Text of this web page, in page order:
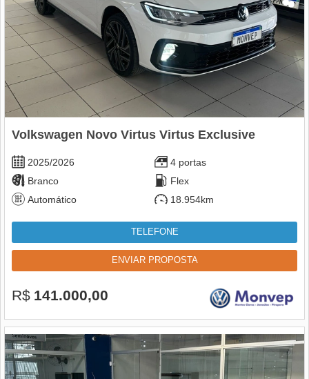
Volkswagen Novo Virtus Virtus Exclusive
2025/2026
4 portas
Branco
Flex
Automático
18.954km
TELEFONE
ENVIAR PROPOSTA
R$ 141.000,00